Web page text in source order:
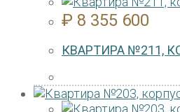
₽ 8 355 600
КВАРТИРА №211,